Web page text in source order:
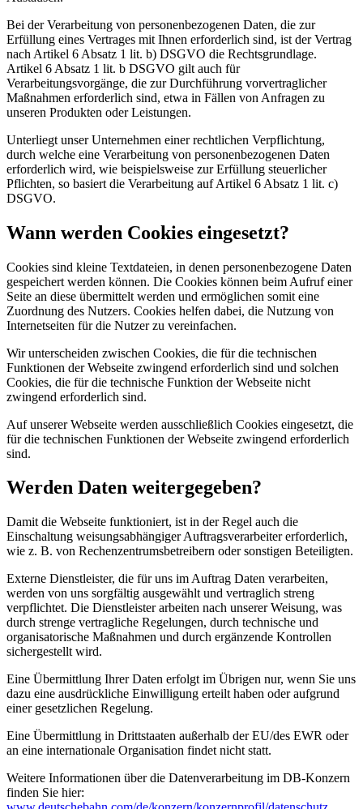
Bei der Verarbeitung von personenbezogenen Daten, die zur
Erfüllung eines Vertrages mit Ihnen erforderlich sind, ist der Vertrag
nach Artikel 6 Absatz 1 lit. b) DSGVO die Rechtsgrundlage.
Artikel 6 Absatz 1 lit. b DSGVO gilt auch für
Verarbeitungsvorgänge, die zur Durchführung vorvertraglicher
Maßnahmen erforderlich sind, etwa in Fällen von Anfragen zu
unseren Produkten oder Leistungen.
Unterliegt unser Unternehmen einer rechtlichen Verpflichtung,
durch welche eine Verarbeitung von personenbezogenen Daten
erforderlich wird, wie beispielsweise zur Erfüllung steuerlicher
Pflichten, so basiert die Verarbeitung auf Artikel 6 Absatz 1 lit. c)
DSGVO.
Wann werden Cookies eingesetzt?
Cookies sind kleine Textdateien, in denen personenbezogene Daten
gespeichert werden können. Die Cookies können beim Aufruf einer
Seite an diese übermittelt werden und ermöglichen somit eine
Zuordnung des Nutzers. Cookies helfen dabei, die Nutzung von
Internetseiten für die Nutzer zu vereinfachen.
Wir unterscheiden zwischen Cookies, die für die technischen
Funktionen der Webseite zwingend erforderlich sind und solchen
Cookies, die für die technische Funktion der Webseite nicht
zwingend erforderlich sind.
Auf unserer Webseite werden ausschließlich Cookies eingesetzt, die
für die technischen Funktionen der Webseite zwingend erforderlich
sind.
Werden Daten weitergegeben?
Damit die Webseite funktioniert, ist in der Regel auch die
Einschaltung weisungsabhängiger Auftragsverarbeiter erforderlich,
wie z. B. von Rechenzentrumsbetreibern oder sonstigen Beteiligten.
Externe Dienstleister, die für uns im Auftrag Daten verarbeiten,
werden von uns sorgfältig ausgewählt und vertraglich streng
verpflichtet. Die Dienstleister arbeiten nach unserer Weisung, was
durch strenge vertragliche Regelungen, durch technische und
organisatorische Maßnahmen und durch ergänzende Kontrollen
sichergestellt wird.
Eine Übermittlung Ihrer Daten erfolgt im Übrigen nur, wenn Sie uns
dazu eine ausdrückliche Einwilligung erteilt haben oder aufgrund
einer gesetzlichen Regelung.
Eine Übermittlung in Drittstaaten außerhalb der EU/des EWR oder
an eine internationale Organisation findet nicht statt.
Weitere Informationen über die Datenverarbeitung im DB-Konzern
finden Sie hier: